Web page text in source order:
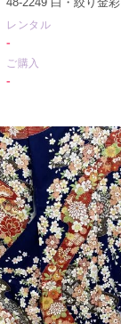
レンタル
-
ご購入
-